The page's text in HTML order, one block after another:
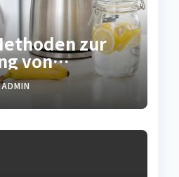
zur
von
in
ADMIN